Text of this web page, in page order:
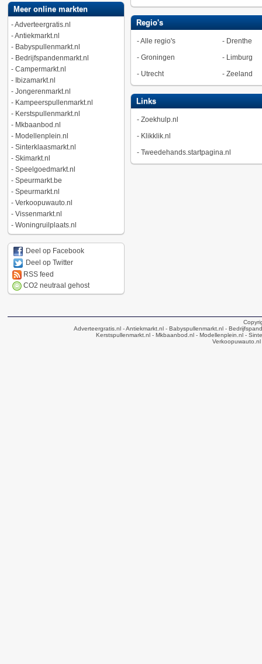
Meer online markten
-Adverteergratis.nl
-Antiekmarkt.nl
- Babyspullenmarkt.nl
- Bedrijfspandenmarkt.nl
- Campermarkt.nl
- Ibizamarkt.nl
- Jongerenmarkt.nl
- Kampeerspullenmarkt.nl
- Kerstspullenmarkt.nl
- Mkbaanbod.nl
- Modellenplein.nl
- Sinterklaasmarkt.nl
- Skimarkt.nl
- Speelgoedmarkt.nl
- Speurmarkt.be
- Speurmarkt.nl
- Verkoopuwauto.nl
- Vissenmarkt.nl
- Woningruilplaats.nl
Deel op Facebook
Deel op Twitter
RSS feed
CO2 neutraal gehost
Regio's
-Alle regio's - Drenthe
- Groningen - Limburg
- Utrecht - Zeeland
Links
- Zoekhulp.nl
- Klikklik.nl
- Tweedehands.startpagina.nl
Adverteergratis.nl - Antiekmarkt.nl - Babyspullenmarkt.nl -
Kerstspullenmarkt.nl- Mkbaanbod.nl- Modellenplein.nl-
Verkoopuwauto.nl